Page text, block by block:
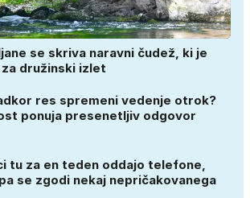
se skriva naravni čudež, ki je
družinski izlet
res spremeni vedenje otrok?
ponuja presenetljiv odgovor
tu za en teden oddajo telefone,
se zgodi nekaj nepričakovanega